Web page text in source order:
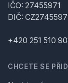
IČO: 27455971
DIČ:
+420 251 510
CHCETE SE